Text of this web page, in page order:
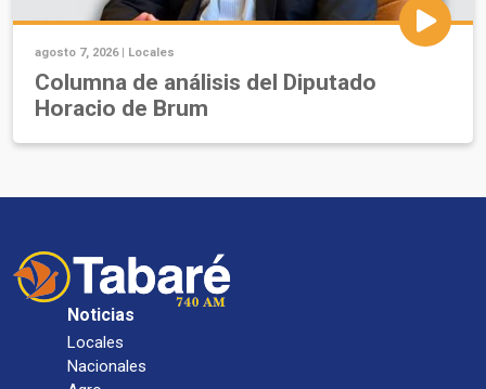
agosto 7, 2026 | Locales
Columna de análisis del Diputado
Horacio de Brum
Noticias
Locales
Nacionales